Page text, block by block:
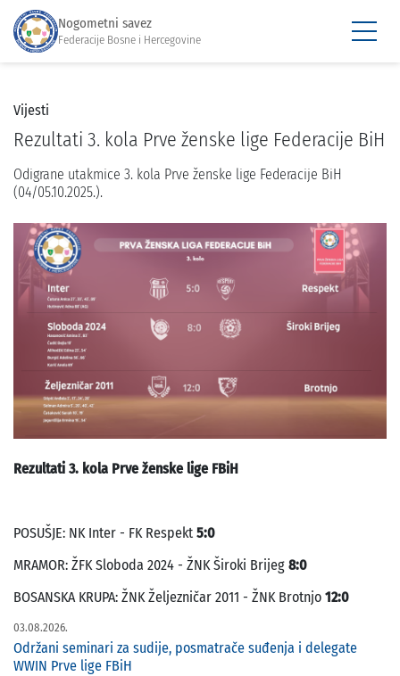
Nogometni savez
Federacije Bosne i Hercegovine
Vijesti
Rezultati 3. kola Prve ženske lige Federacije BiH
Odigrane utakmice 3. kola Prve ženske lige Federacije BiH
(04/05.10.2025.).
Rezultati 3. kola Prve ženske lige FBiH
POSUŠJE: NK Inter - FK Respekt 5:0
MRAMOR: ŽFK Sloboda 2024 - ŽNK Široki Brijeg 8:0
BOSANSKA KRUPA: ŽNK Željezničar 2011 - ŽNK Brotnjo 12:0
03.08.2026.
Održani seminari za sudije, posmatrače suđenja i delegate
WWIN Prve lige FBiH